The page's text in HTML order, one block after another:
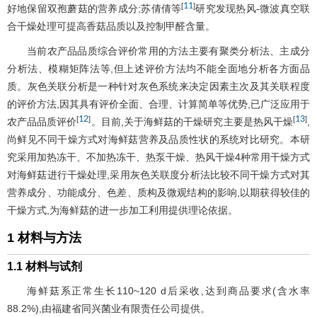
好地保留双孢蘑菇的营养成分;苏倩倩等[11]研究发现热风-微波真空联
合干燥处理可提高香菇品质以及控制甲醛含量。
当前农产品品质综合评价常用的方法主要有聚类分析法、主成分
分析法、模糊矩阵法等,但上述评价方法均不能全面地分析各方面品
质。灰色关联分析是一种针对灰色系统来决定因素主次及其关联程度
的评价方法,因其具有评价全面、合理、计算简单等优势,已广泛应用于
农产品品质评价[12] 。目前,关于海鲜菇的干燥研究主要是热风干燥[13]
尚鲜见不同干燥方式对海鲜菇营养及品质性状的系统对比研究。本研
究采用加热冻干、不加热冻干、热泵干燥、热风干燥4种常用干燥方式
对海鲜菇进行干燥处理,采用灰色关联度分析法比较不同干燥方式对其
营养成分、功能成分、色差、质构及微观结构的影响,以期获得较佳的
干燥方式,为海鲜菇的进一步加工利用提供理论依据。
1 材料与方法
1.1 材料与试剂
海鲜菇系正常生长110~120 d后采收,达到商品要求(含水率
88.2%),由福建省同兴菌业有限责任公司提供。